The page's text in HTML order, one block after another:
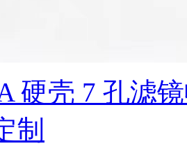
硬壳 7 孔滤
制